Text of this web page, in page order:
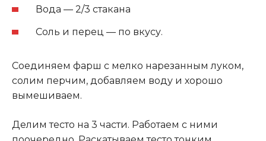
Вода — 2/3 стакана
Соль и перец — по вкусу.
Соединяем фарш с мелко нарезанным луком,
солим перчим, добавляем воду и хорошо
вымешиваем.
Делим тесто на 3 части. Работаем с ними